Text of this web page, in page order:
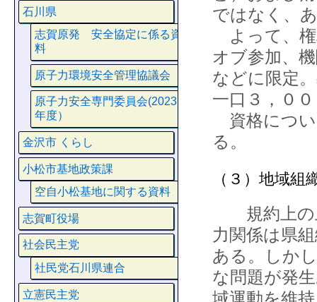
ではなく、
よって、権
オブ参加、
などに限定
一口３，０
資格につい
る。
（３）地域
規約上の
力関係は県
ある。しか
な問題が発
域運動を維
石川県
志賀原発 安全協定に係る資
料
原子力環境安全管理協議会
原子力安全専門委員会(2023
年度）
金沢市 くらし
小松市基地政策課
空自小松基地に関する資料
志賀町役場
社会民主党
社民党石川県連合
立憲民主党